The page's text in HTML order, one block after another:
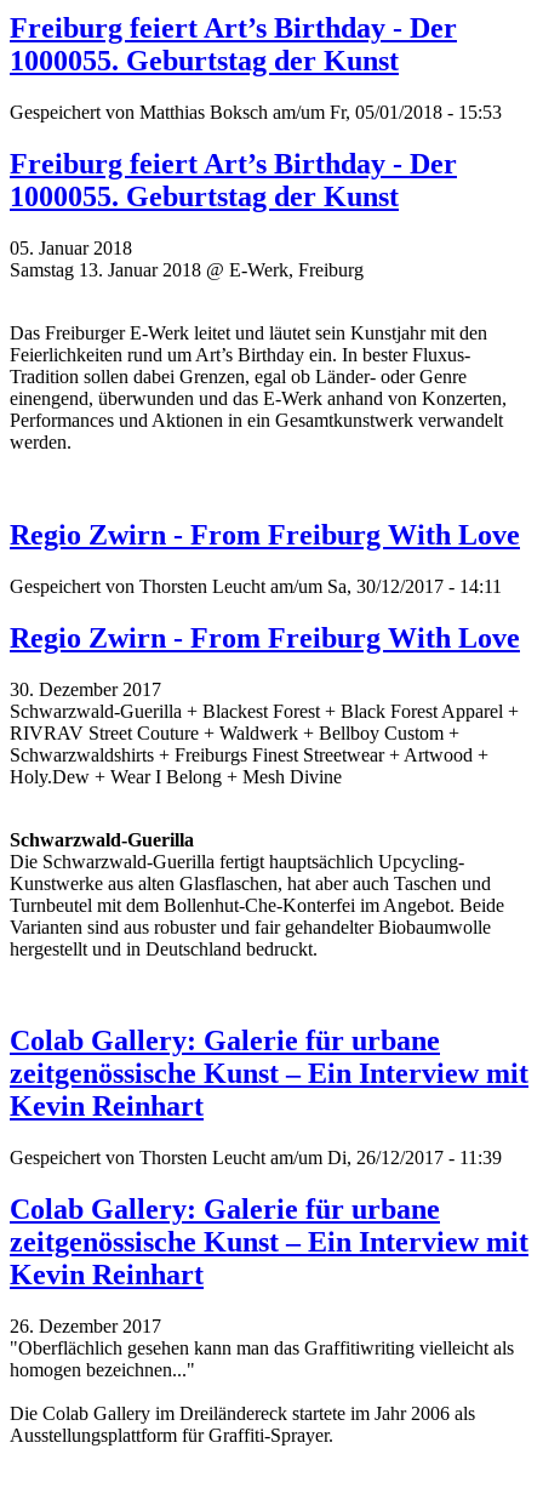
Freiburg feiert Art’s Birthday - Der
1000055. Geburtstag der Kunst
Gespeichert von Matthias Boksch am/um Fr, 05/01/2018 - 15:53
Freiburg feiert Art’s Birthday - Der
1000055. Geburtstag der Kunst
05. Januar 2018
Samstag 13. Januar 2018 @ E-Werk, Freiburg
Das Freiburger E-Werk leitet und läutet sein Kunstjahr mit den
Feierlichkeiten rund um Art’s Birthday ein. In bester Fluxus-
Tradition sollen dabei Grenzen, egal ob Länder- oder Genre
einengend, überwunden und das E-Werk anhand von Konzerten,
Performances und Aktionen in ein Gesamtkunstwerk verwandelt
werden.
Regio Zwirn - From Freiburg With Love
Gespeichert von Thorsten Leucht am/um Sa, 30/12/2017 - 14:11
Regio Zwirn - From Freiburg With Love
30. Dezember 2017
Schwarzwald-Guerilla + Blackest Forest + Black Forest Apparel +
RIVRAV Street Couture + Waldwerk + Bellboy Custom +
Schwarzwaldshirts + Freiburgs Finest Streetwear + Artwood +
Holy.Dew + Wear I Belong + Mesh Divine
Schwarzwald-Guerilla
Die Schwarzwald-Guerilla fertigt hauptsächlich Upcycling-
Kunstwerke aus alten Glasflaschen, hat aber auch Taschen und
Turnbeutel mit dem Bollenhut-Che-Konterfei im Angebot. Beide
Varianten sind aus robuster und fair gehandelter Biobaumwolle
hergestellt und in Deutschland bedruckt.
Colab Gallery: Galerie für urbane
zeitgenössische Kunst – Ein Interview mit
Kevin Reinhart
Gespeichert von Thorsten Leucht am/um Di, 26/12/2017 - 11:39
Colab Gallery: Galerie für urbane
zeitgenössische Kunst – Ein Interview mit
Kevin Reinhart
26. Dezember 2017
"Oberflächlich gesehen kann man das Graffitiwriting vielleicht als
homogen bezeichnen..."
Die Colab Gallery im Dreiländereck startete im Jahr 2006 als
Ausstellungsplattform für Graffiti-Sprayer.